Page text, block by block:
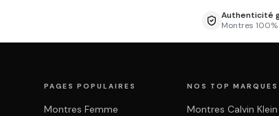
Authenticité
Montres
PAGES POPULAIRES
Montres Femme
NOS TOP MARQUES
Montres Calvin Klein